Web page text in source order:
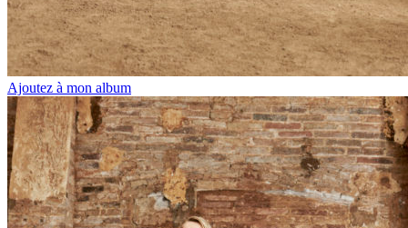
Ajoutez à mon album